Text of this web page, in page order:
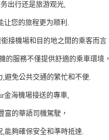
出行还是旅游观光,
让您的旅程更为顺利.
接機場和目的地之間的乘客而言
的服務不僅提供舒適的乘車環境，
避免公共交通的繁忙和不便.
金海機場接送的專車,
富的華語司機駕駛，
,能夠確保安全和準時抵達.